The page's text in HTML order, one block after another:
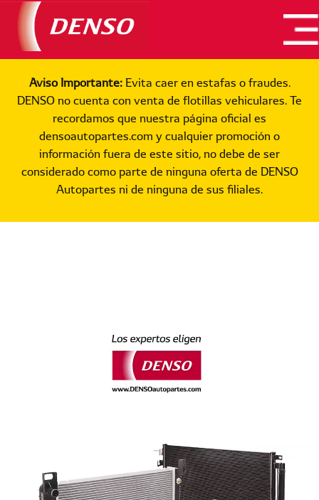
Productos
Catálogos
Nosotros
Dónde Comprar
Entrenamientos
Contacto
Buscar Pieza
Aviso Importante:Evita caer en estafas o fraudes.
DENSO no cuenta con venta de flotillas vehiculares. Te
recordamos que nuestra página oficial es
densoautopartes.com y cualquier promoción o
información fuera de este sitio, no debe de ser
considerado como parte de ninguna oferta de DENSO
Autopartes ni de ninguna de sus filiales.